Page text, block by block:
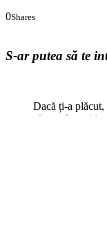
0Shares
S-ar putea să te
Dacă ți-a plăcut,
căsuța de mai